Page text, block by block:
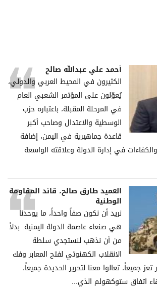
أحمد علي عبدالله صالح
الكثيرون في المحيط العربي والدولي،
يُعوّلون على المؤتمر الشعبي العام
في المرحلة المقبلة، باعتباره حزب
الوسطية والاعتدال وصاحب أكبر
قاعدة جماهيرية في اليمن، إضافة
في إدارة الدولة وعلاقته الواسعة
العميد طارق صالح، قائد المقاومة
الوطنية
نريد أن نكون صفاً واحداً، ما يوحدنا
هي صنعاء عاصمة الدولة اليمنية. بدلاً
من أن نذهب لنستجدي سلطة
الانقلاب الكهنوتي لفتح المعابر وفك
تعز جميعاً، تعالوا معنا لتحرير الحديدة جميعاً،
اتفاق ستوكهولم الذي...